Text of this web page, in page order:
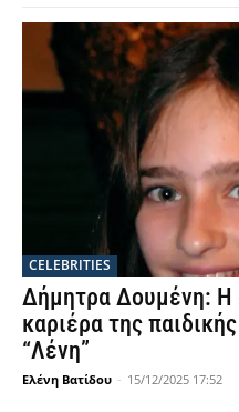
CELEBRITIES
Δήμητρα Δουμένη: Η
καριέρα της
“Λένη”
Ελένη Βατίδου - 15/12/2025 17:52